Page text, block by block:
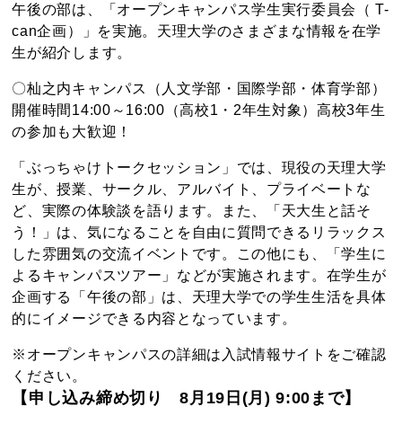
午後の部は、「オープンキャンパス学生実行委員会（ T-
can企画）」を実施。天理大学のさまざまな情報を在学
生が紹介します。
〇杣之内キャンパス（人文学部・国際学部・体育学部）
開催時間14:00～16:00（高校1・2年生対象）高校3年生
の参加も大歓迎！
「ぶっちゃけトークセッション」では、現役の天理大学
生が、授業、サークル、アルバイト、プライベートな
ど、実際の体験談を語ります。また、「天大生と話そ
う！」は、気になることを自由に質問できるリラックス
した雰囲気の交流イベントです。この他にも、「学生に
よるキャンパスツアー」などが実施されます。在学生が
企画する「午後の部」は、天理大学での学生生活を具体
的にイメージできる内容となっています。
※オープンキャンパスの詳細は入試情報サイトをご確認
ください。
【申し込み締め切り 8月19日(月) 9:00まで】